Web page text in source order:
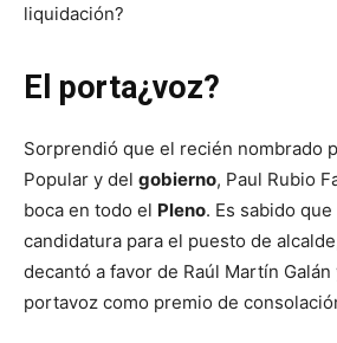
liquidación?
El porta¿voz?
Sorprendió que el recién nombrado
Popular y del gobierno, Paul Rubio
boca en todo el Pleno. Es sabido
candidatura para el puesto de
decantó a favor de Raúl Martín
portavoz como premio de